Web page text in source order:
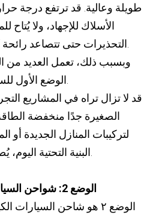
طويلة وعالية. قد ترتفع درجة
الأسلاك للإجهاد، ولا
وبسبب ذلك، تعمل العديد من
قد لا تزال تراه في المشاريع
الصغيرة جدًا منخفضة
لتركيبات المنازل الجديدة أو
الوضع 2: شواحن السيارات الكهربائية المحمولة
الوضع ٢ هو شاحن